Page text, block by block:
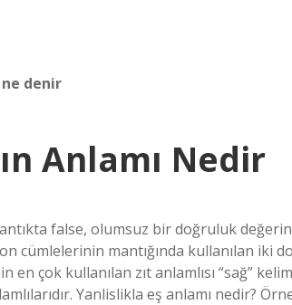
denir
Anlamı Nedir
false, olumsuz bir doğruluk
cümlelerinin mantığında kullanılan iki
en çok kullanılan zıt anlamlısı “sağ”
Yanlislikla eş anlamı nedir?